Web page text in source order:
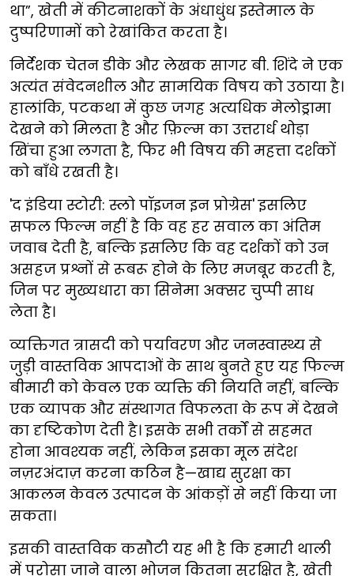
था”, खेती में कीटनाशकों के अंधाधुंध इस्तेमाल के
दुष्परिणामों को रेखांकित करता है।
निर्देशक चेतन डीके और लेखक सागर बी. शिंदे ने एक
अत्यंत संवेदनशील और सामयिक विषय को उठाया है।
हालांकि, पटकथा में कुछ जगह अत्यधिक मेलोड्रामा
देखने को मिलता है और फ़िल्म का उत्तरार्ध थोड़ा
खिंचा हुआ लगता है, फिर भी विषय की महत्ता दर्शकों
को बाँधे रखती है।
'द इंडिया स्टोरी: स्लो पॉइजन इन प्रोग्रेस' इसलिए
सफल फिल्म नहीं है कि वह हर सवाल का अंतिम
जवाब देती है, बल्कि इसलिए कि वह दर्शकों को उन
असहज प्रश्नों से रूबरू होने के लिए मजबूर करती है,
जिन पर मुख्यधारा का सिनेमा अक्सर चुप्पी साध
लेता है।
व्यक्तिगत त्रासदी को पर्यावरण और जनस्वास्थ्य से
जुड़ी वास्तविक आपदाओं के साथ बुनते हुए यह फिल्म
बीमारी को केवल एक व्यक्ति की नियति नहीं, बल्कि
एक व्यापक और संस्थागत विफलता के रूप में देखने
का दृष्टिकोण देती है। इसके सभी तर्कों से सहमत
होना आवश्यक नहीं, लेकिन इसका मूल संदेश
नज़रअंदाज़ करना कठिन है—खाद्य सुरक्षा का
आकलन केवल उत्पादन के आंकड़ों से नहीं किया जा
सकता।
इसकी वास्तविक कसौटी यह भी है कि हमारी थाली
में परोसा जाने वाला भोजन कितना सुरक्षित है, खेती